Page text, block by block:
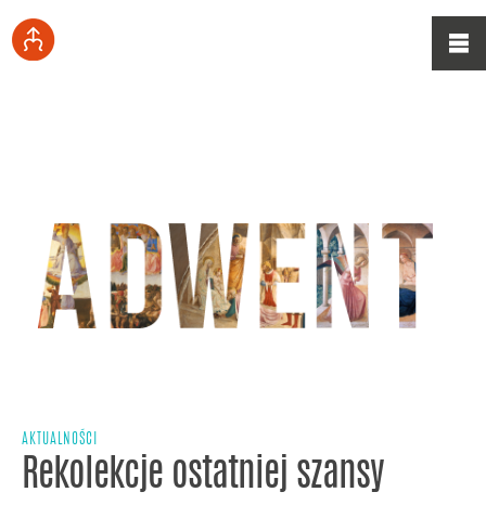
AKTUALNOŚCI
Rekolekcje ostatniej szansy